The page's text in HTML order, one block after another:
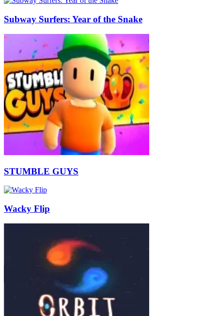
Subway Surfers: Year of the Snake
STUMBLE GUYS
Wacky Flip